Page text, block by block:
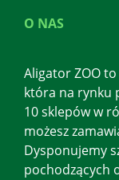
O NAS
Aligator ZOO
która na rynku
10 sklepów w
możesz
Dysponujemy
pochodzących